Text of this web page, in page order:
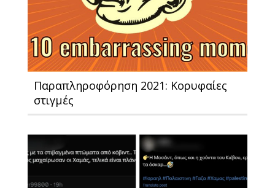
Παραπληροφόρηση 2021: Κορυφαίες
στιγμές